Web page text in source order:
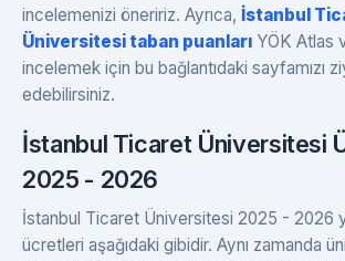
incelemenizi öneririz. Ayrıca, İstanbul
Üniversitesi taban puanları YÖK Atlas
incelemek için bu bağlantıdaki sayfamızı
edebilirsiniz.
İstanbul Ticaret Üniversitesi
2025 - 2026
İstanbul Ticaret Üniversitesi 2025 - 2026
ücretleri aşağıdaki gibidir. Aynı zamanda